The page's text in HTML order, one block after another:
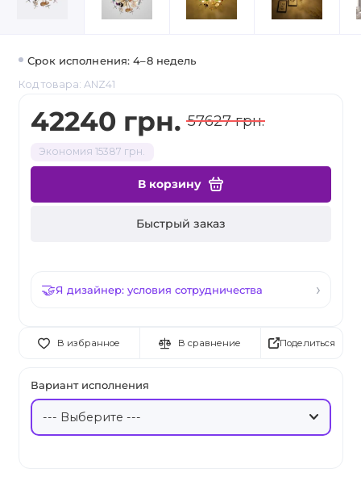
Срок исполнения: 4–8 недель
Код товара: ANZ41
42240 грн. 57627 грн.
Экономия 15387 грн.
В корзину
Быстрый заказ
Я дизайнер: условия сотрудничества
В избранное В сравнение
Вариант исполнения
Поделиться